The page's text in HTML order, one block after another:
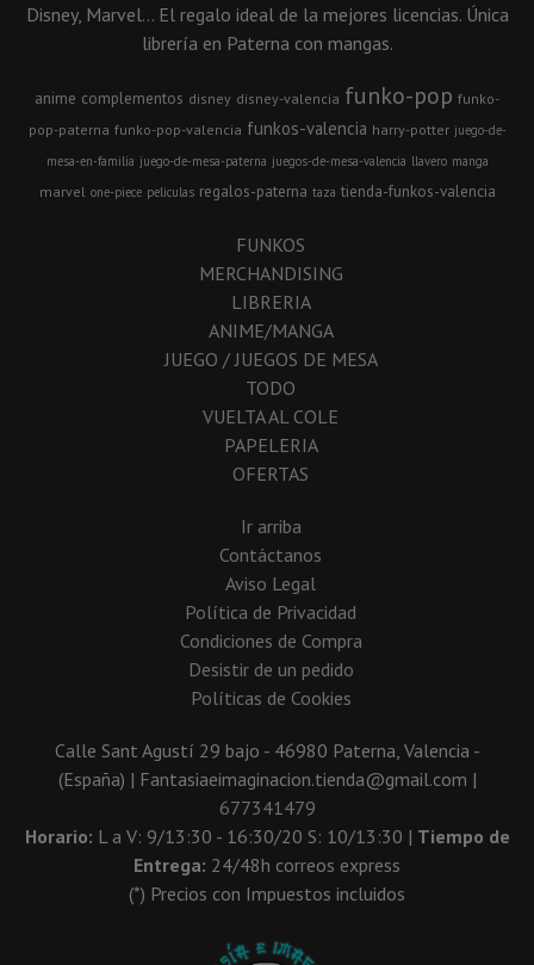
Disney, Marvel... El regalo ideal de la mejores licencias. Única
librería en Paterna con mangas.
anime complementos disney disney-valencia funko-pop funko-
pop-paterna funko-pop-valencia funkos-valencia harry-potter juego-de-
mesa-en-familia juego-de-mesa-paterna juegos-de-mesa-valencia llavero manga
marvel one-piece peliculas regalos-paterna taza tienda-funkos-valencia
FUNKOS
MERCHANDISING
LIBRERIA
ANIME/MANGA
JUEGO / JUEGOS DE MESA
TODO
VUELTA AL COLE
PAPELERIA
OFERTAS
Ir arriba
Contáctanos
Aviso Legal
Política de Privacidad
Condiciones de Compra
Desistir de un pedido
Políticas de Cookies
Calle Sant Agustí 29 bajo - 46980 Paterna, Valencia -
(España) | Fantasiaeimaginacion.tienda@gmail.com |
677341479
Horario: L a V: 9/13:30 - 16:30/20 S: 10/13:30 | Tiempo de
Entrega: 24/48h correos express
(*) Precios con Impuestos incluidos